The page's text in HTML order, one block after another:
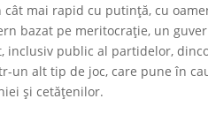
cât mai rapid cu putință, cu
bazat pe meritocrație, un
inclusiv public al partidelor,
un alt tip de joc, care pune în
și cetățenilor.